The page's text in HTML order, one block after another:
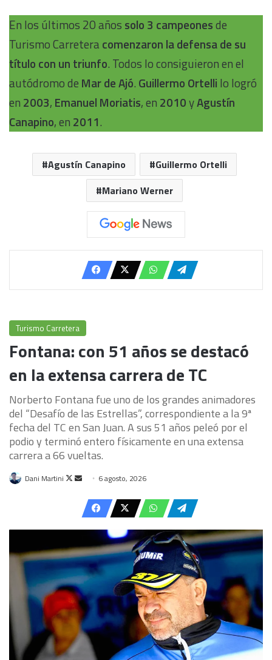
En los últimos 20 años solo 3 campeonesde
Turismo Carretera comenzaron la defensa de su
título con un triunfo. Todos lo consiguieron en el
autódromo de Mar de Ajó. Guillermo Ortelli lo logró
en 2003, Emanuel Moriatis, en 2010yAgustín
Canapino, en 2011.
Agustín Canapino
Guillermo Ortelli
Mariano Werner